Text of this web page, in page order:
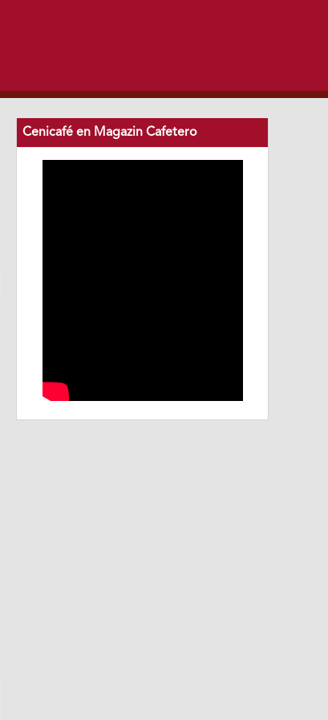
Cenicafé en Magazin Cafetero